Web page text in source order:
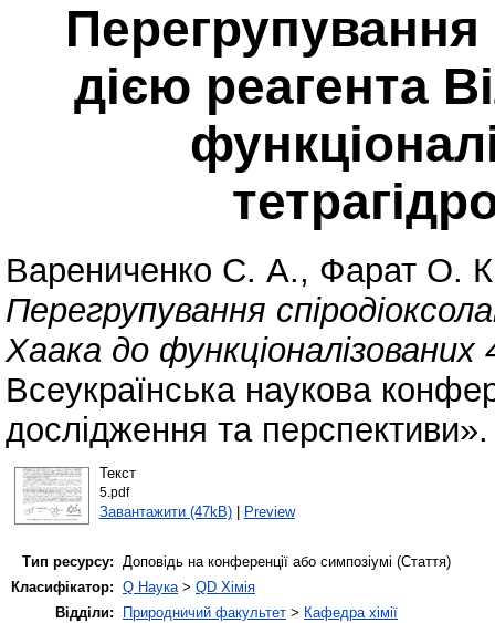
Перегрупування
дією реагента
Варениченко С. А., Фарат О.
Перегрупування
Хаака до
Всеукраїнська наукова
дослідження та перспективи».
Текст
5.pdf
Завантажити (47kB)| Preview
Тип ресурсу: Доповідь на конференції або симпозіумі (Стаття)
Класифікатор: Q Наука> QD Хімія
Відділи:
Природничий факультет > Кафедра хімії